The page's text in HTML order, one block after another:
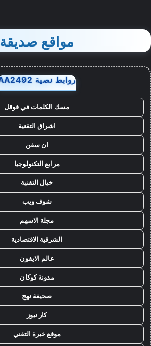
مواقع صديقة
روابط نصية AA2492
مسك الكلمات في قوقل
اشراق التقنية
ان سفن
مرابع التكنولوجيا
خيال التقنية
شوف ويب
مجلة الاسهم
الشرقية الاقتصادية
عالم الايفون
مدونة كوكان
صحيفة نهج
كار نيوز
موقع خبرة التقني